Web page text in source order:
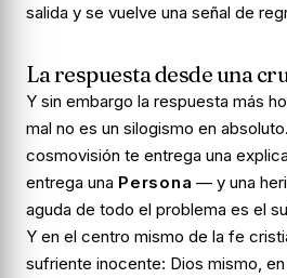
salida y se vuelve una señal de
La respuesta desde una
Y sin embargo la respuesta más
mal no es un silogismo en
cosmovisión te entrega una
entrega una Persona — y una
aguda de todo el problema es el
Y en el centro mismo de la fe
sufriente inocente: Dios mismo,